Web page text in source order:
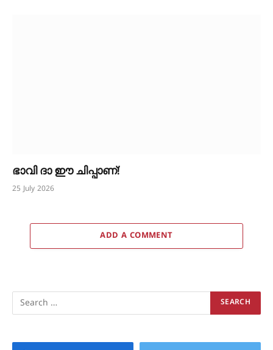
ഭാവി ദാ ഈ ചിപ്പാണ്!
25 July 2026
ADD A COMMENT